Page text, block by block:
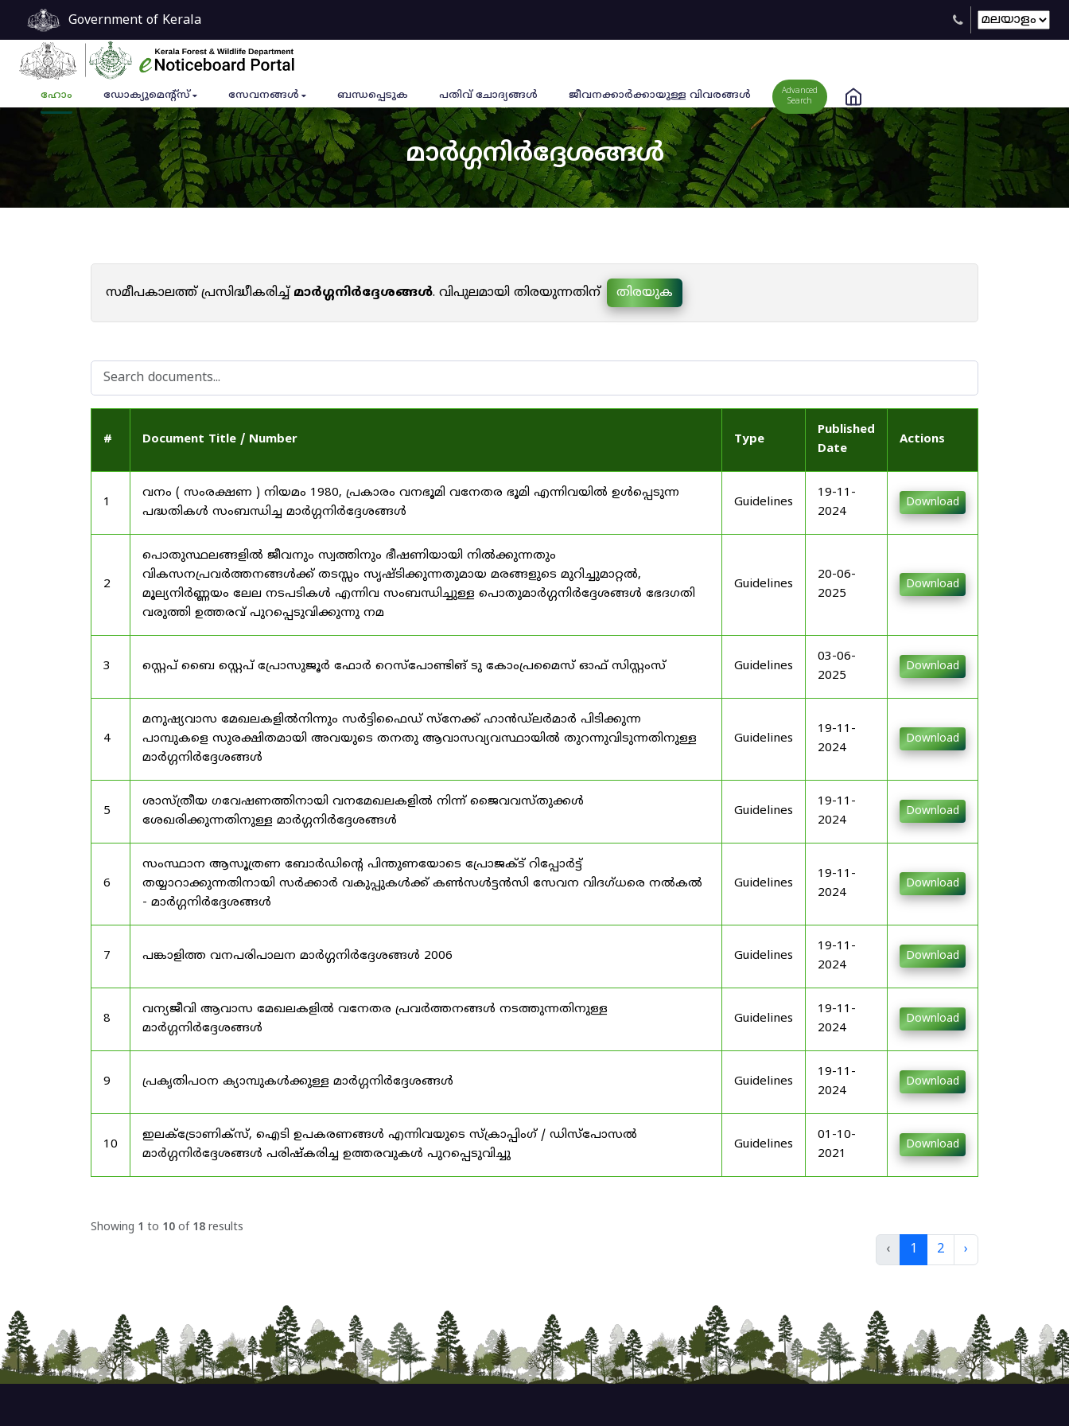
Government of Kerala
ഹോം ഡോക്യുമെൻ്റ്സ് സേവനങ്ങൾ ബന്ധപ്പെടുക പതിവ് ചോദ്യങ്ങൾ ജീവനക്കാര്‍ക്കായുള്ള വിവരങ്ങള്‍
Advanced
Search
മാർഗ്ഗനിർദ്ദേശങ്ങൾ
സമീപകാലത്ത് പ്രസിദ്ധീകരിച്ച്മാർഗ്ഗനിർദ്ദേശങ്ങൾ. വിപുലമായി തിരയുന്നതിന് തിരയുക
# Document Title / Number Type
Published
Date
Actions
1
വനം ( സംരക്ഷണ ) നിയമം 1980, പ്രകാരം വനഭൂമി വനേതര ഭൂമി എന്നിവയിൽ ഉൾപ്പെടുന്ന
പദ്ധതികൾ സംബന്ധിച്ച മാർഗ്ഗനിർദ്ദേശങ്ങൾ
Guidelines
19-11-
2024
Download
2
പൊതുസ്ഥലങ്ങളിൽ ജീവനും സ്വത്തിനും ഭീഷണിയായി നിൽക്കുന്നതും
വികസനപ്രവർത്തനങ്ങൾക്ക് തടസ്സം സൃഷ്ടിക്കുന്നതുമായ മരങ്ങളുടെ മുറിച്ചുമാറ്റൽ,
മൂല്യനിർണ്ണയം ലേല നടപടികൾ എന്നിവ സംബന്ധിച്ചുള്ള പൊതുമാർഗ്ഗനിർദ്ദേശങ്ങൾ ഭേദഗതി
വരുത്തി ഉത്തരവ് പുറപ്പെടുവിക്കുന്നു നമ
Guidelines
20-06-
2025
Download
3 സ്റ്റെപ് ബൈ സ്റ്റെപ് പ്രോസുജൂർ ഫോർ റെസ്‌പോണ്ടിങ് ടു കോംപ്രമൈസ് ഓഫ് സിസ്റ്റംസ് Guidelines
03-06-
2025
Download
4
മനുഷ്യവാസ മേഖലകളിൽനിന്നും സർട്ടിഫൈഡ് സ്നേക്ക് ഹാൻഡ്‌ലർമാർ പിടിക്കുന്ന
പാമ്പുകളെ സുരക്ഷിതമായി അവയുടെ തനതു ആവാസവ്യവസ്ഥായിൽ തുറന്നുവിടുന്നതിനുള്ള
മാർഗ്ഗനിർദ്ദേശങ്ങൾ
Guidelines
19-11-
2024
Download
5
ശാസ്ത്രീയ ഗവേഷണത്തിനായി വനമേഖലകളിൽ നിന്ന് ജൈവവസ്തുക്കൾ
ശേഖരിക്കുന്നതിനുള്ള മാർഗ്ഗനിർദ്ദേശങ്ങൾ
Guidelines
19-11-
2024
Download
6
സംസ്ഥാന ആസൂത്രണ ബോർഡിൻ്റെ പിന്തുണയോടെ പ്രോജക്ട് റിപ്പോർട്ട്
തയ്യാറാക്കുന്നതിനായി സർക്കാർ വകുപ്പുകൾക്ക് കൺസൾട്ടൻസി സേവന വിദഗ്ധരെ നൽകൽ
- മാർഗ്ഗനിർദ്ദേശങ്ങൾ
Guidelines
19-11-
2024
Download
7 പങ്കാളിത്ത വനപരിപാലന മാർഗ്ഗനിർദ്ദേശങ്ങൾ 2006 Guidelines
19-11-
2024
Download
8
വന്യജീവി ആവാസ മേഖലകളിൽ വനേതര പ്രവർത്തനങ്ങൾ നടത്തുന്നതിനുള്ള
മാർഗ്ഗനിർദ്ദേശങ്ങൾ
Guidelines
19-11-
2024
Download
9 പ്രകൃതിപഠന ക്യാമ്പുകൾക്കുള്ള മാർഗ്ഗനിർദ്ദേശങ്ങൾ Guidelines
19-11-
2024
Download
10
ഇലക്‌ട്രോണിക്‌സ്, ഐടി ഉപകരണങ്ങൾ എന്നിവയുടെ സ്‌ക്രാപ്പിംഗ് / ഡിസ്‌പോസൽ
മാർഗ്ഗനിർദ്ദേശങ്ങൾ പരിഷ്‌കരിച്ച ഉത്തരവുകൾ പുറപ്പെടുവിച്ചു
Guidelines
01-10-
2021
Download
Showing 1 to 10 of 18 results
‹ 1 2 ›